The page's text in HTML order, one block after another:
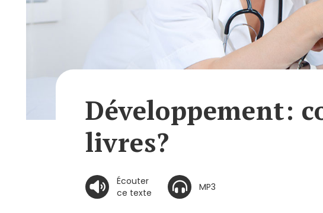
Développement:
livres?
Écouter
ce texte
MP3